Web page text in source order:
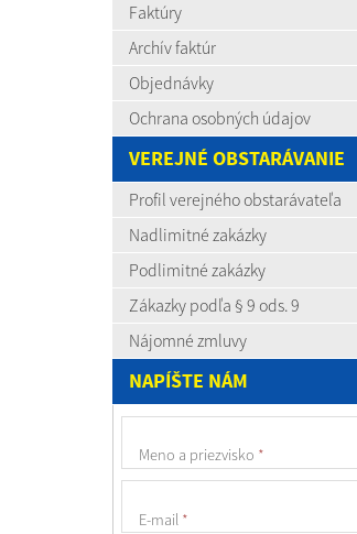
Faktúry
Archív faktúr
Objednávky
Ochrana osobných údajov
VEREJNÉ OBSTARÁVANIE
Profil verejného obstarávateľa
Nadlimitné zakázky
Podlimitné zakázky
Zákazky podľa § 9 ods. 9
Nájomné zmluvy
NAPÍŠTE NÁM
Meno a priezvisko *
E-mail *